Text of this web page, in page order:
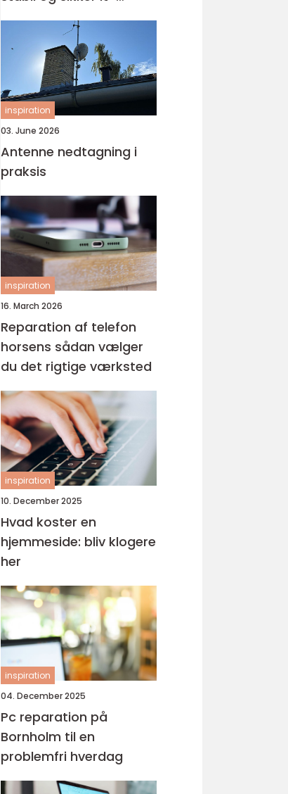
hverdag
inspiration
03. June 2026
Antenne nedtagning i
praksis
inspiration
16. March 2026
Reparation af telefon
horsens sådan vælger
du det rigtige værksted
inspiration
10. December 2025
Hvad koster en
hjemmeside: bliv klogere
her
inspiration
04. December 2025
Pc reparation på
Bornholm til en
problemfri hverdag